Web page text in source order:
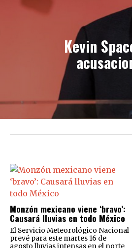
Kevin
Monzón mexicano viene ‘bravo’:
Causará lluvias en todo México
El Servicio Meteorológico Nacional
prevé para este martes 16 de